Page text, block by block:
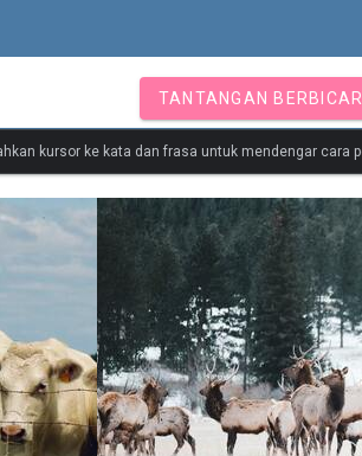
TANTANGAN
kursor ke kata dan frasa untuk mendengar cara